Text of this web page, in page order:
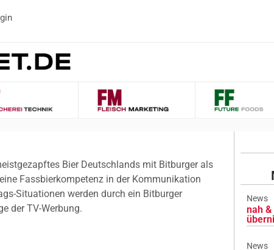
Bier Deutschlands mit Bitburger als
Fassbierkompetenz in der Kommunikation
Situationen werden durch ein Bitburger
der TV-Werbung.
News
nah
News